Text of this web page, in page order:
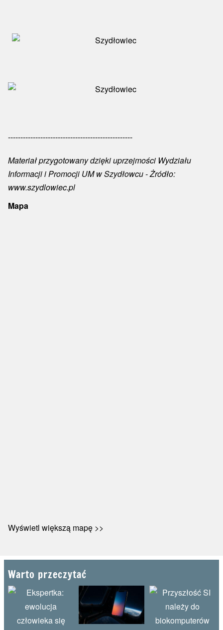
--------------------------------------------------
Materiał przygotowany dzięki uprzejmości Wydziału
Informacji i Promocji UM w Szydłowcu- Żródło:
www.szydlowiec.pl
Mapa
Wyświetl większą mapę >>
Warto przeczytać